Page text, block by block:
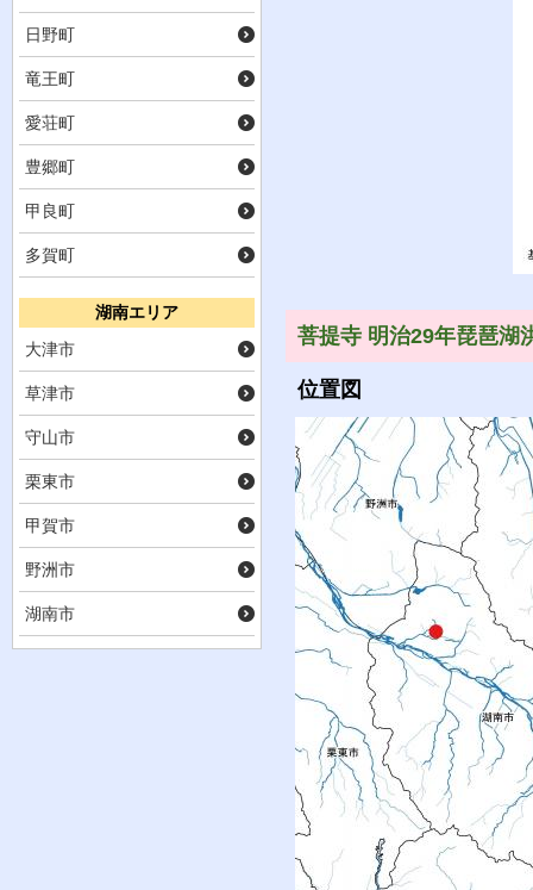
日野町
竜王町
愛荘町
豊郷町
甲良町
多賀町
湖南エリア
大津市
草津市
守山市
栗東市
甲賀市
野洲市
湖南市
菩提寺 明治29年琵琶湖
位置図